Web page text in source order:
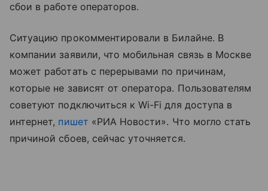
сбои в работе операторов.
Ситуацию прокомментировали в Билайне. В
компании заявили, что мобильная связь в Москве
может работать с перерывами по причинам,
которые не зависят от оператора. Пользователям
советуют подключиться к Wi-Fi для доступа в
интернет, пишет «РИА Новости». Что могло стать
причиной сбоев, сейчас уточняется.